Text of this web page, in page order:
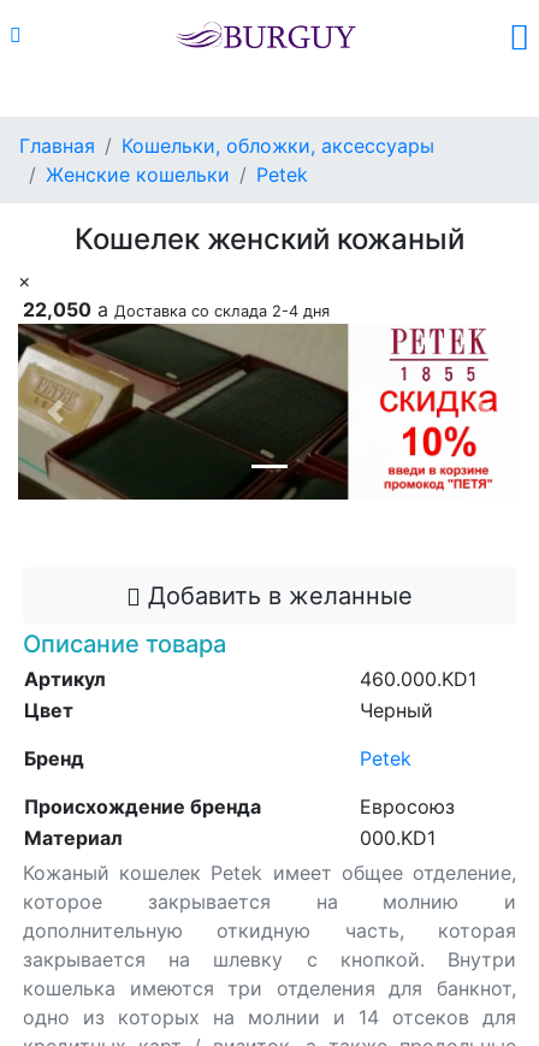
Главная
Кошельки, обложки, аксессуары
Женские кошельки
Petek
Кошелек женский кожаный
×
22,050 a Доставка со склада 2-4 дня
Previous
Добавить в желанные
Описание товара
Артикул
460.000.KD1
Цвет
Черный
Бренд
Petek
Происхождение бренда
Евросоюз
Материал
000.KD1
Кожаный кошелек Petek имеет общее отделение,
которое закрывается на молнию и
дополнительную откидную часть, которая
закрывается на шлевку с кнопкой. Внутри
кошелька имеются три отделения для банкнот,
одно из которых на молнии и 14 отсеков для